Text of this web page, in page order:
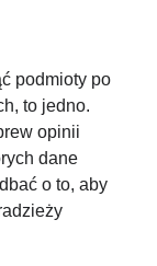
podmioty po
to jedno.
opinii
dane
o to, aby